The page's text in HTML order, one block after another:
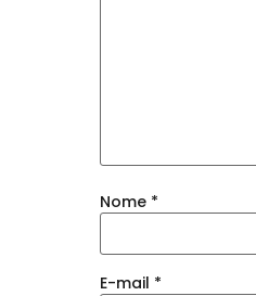
Nome *
E-mail *